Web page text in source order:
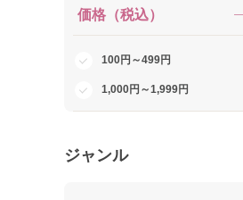
価格（税込）
100円～499円
1,000円～1,999円
ジャンル